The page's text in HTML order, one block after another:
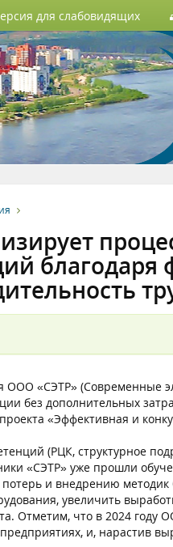
для слабовидящих
благодаря
«СЭТР» (Современные
без дополнительных
«Эффективная и
(РЦК, структурное
«СЭТР» уже прошли
и внедрению
увеличить
Отметим, что в 2024
и, нарастив